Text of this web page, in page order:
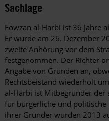
Sachlage
Fowzan al-Harbi ist 36 Jahre
Er wurde am 26. Dezember
zweite Anhörung vor dem
festgenommen. Der Richter
Angabe von Gründen an,
Rechtsbeistand wiederholt
al-Harbi ist Mitbegründer der
für bürgerliche und politische
ihrer Gründer wurden 2013